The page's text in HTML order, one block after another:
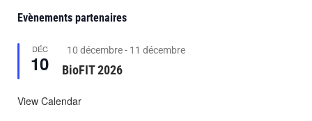
Evènements partenaires
DÉC
10
Featured
10 décembre- 11 décembre
BioFIT 2026
View Calendar